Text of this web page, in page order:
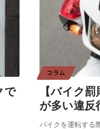
で
コラム
【バイク
が多い違反
バイクを運転する